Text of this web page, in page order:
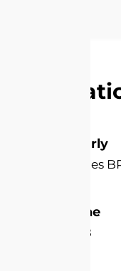
Mairie de Marly
8 rue des Ecoles
Par téléphone
03 87 63 23 38